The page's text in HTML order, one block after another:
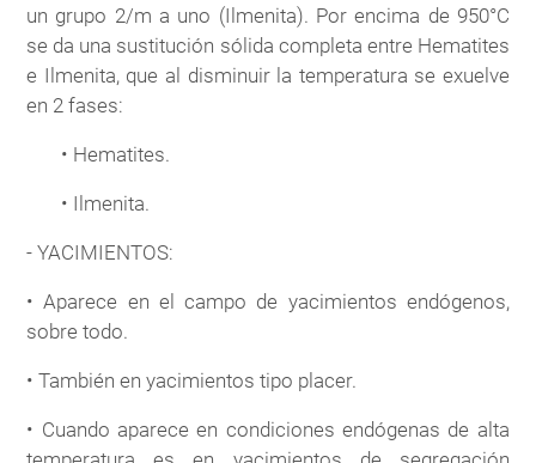
un grupo 2/m a uno (Ilmenita). Por encima de 950°C
se da una sustitución sólida completa entre Hematites
e Ilmenita, que al disminuir la temperatura se exuelve
en 2 fases:
• Hematites.
• Ilmenita.
- YACIMIENTOS:
• Aparece en el campo de yacimientos endógenos,
sobre todo.
• También en yacimientos tipo placer.
• Cuando aparece en condiciones endógenas de alta